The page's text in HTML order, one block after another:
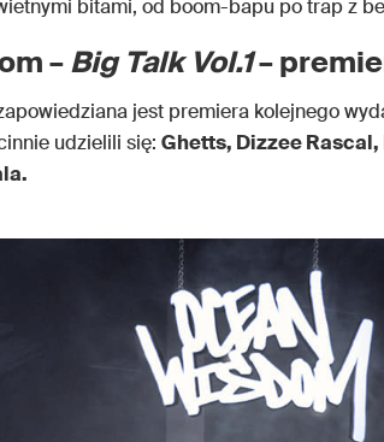
bitami, od boom-bapu po trap z
–Big Talk Vol.1–
jest premiera kolejnego
udzielili się: Ghetts, Dizzee